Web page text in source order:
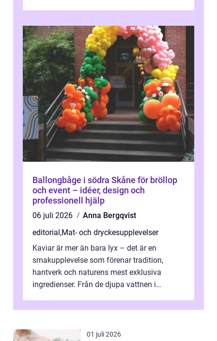
Ballongbåge i södra Skåne för bröllop
och event – idéer, design och
professionell hjälp
06 juli 2026
Anna Bergqvist
editorial,Mat- och dryckesupplevelser
Kaviar är mer än bara lyx – det är en
smakupplevelse som förenar tradition,
hantverk och naturens mest exklusiva
ingredienser. Från de djupa vattnen i
01 juli 2026